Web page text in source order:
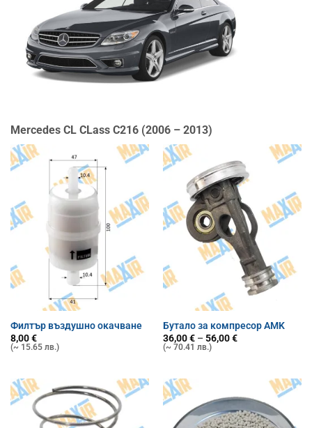
Mercedes CL CLass C216 (2006 – 2013)
Филтър въздушно окачване
8,00€
(~ 15.65 лв.)
Бутало за компресор AMK
36,00€ – 56,00€Price
(~ 70.41 лв.)